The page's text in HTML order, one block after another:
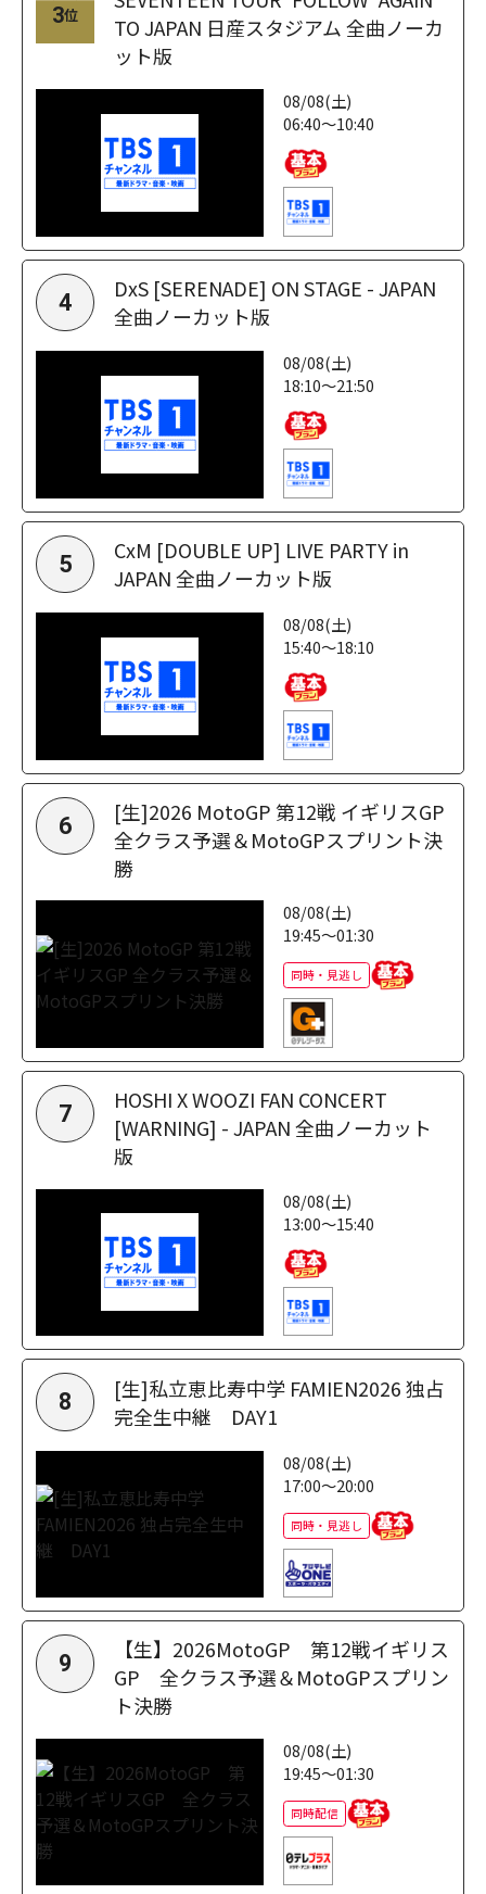
3位
TO JAPAN 日産スタジアム 全曲ノーカ
ット版
08/08(土)
06:40～10:40
4
DxS [SERENADE] ON STAGE - JAPAN
全曲ノーカット版
08/08(土)
18:10～21:50
5
CxM [DOUBLE UP] LIVE PARTY in
JAPAN 全曲ノーカット版
08/08(土)
15:40～18:10
6
[生]2026 MotoGP 第12戦 イギリスGP
全クラス予選＆MotoGPスプリント決
勝
08/08(土)
19:45～01:30
同時・見逃し
7
HOSHI X WOOZI FAN CONCERT
[WARNING] - JAPAN 全曲ノーカット
版
08/08(土)
13:00～15:40
8
[生]私立恵比寿中学 FAMIEN2026 独占
完全生中継 DAY1
08/08(土)
17:00～20:00
同時・見逃し
9
【生】2026MotoGP 第12戦イギリス
GP 全クラス予選＆MotoGPスプリン
ト決勝
08/08(土)
19:45～01:30
同時配信